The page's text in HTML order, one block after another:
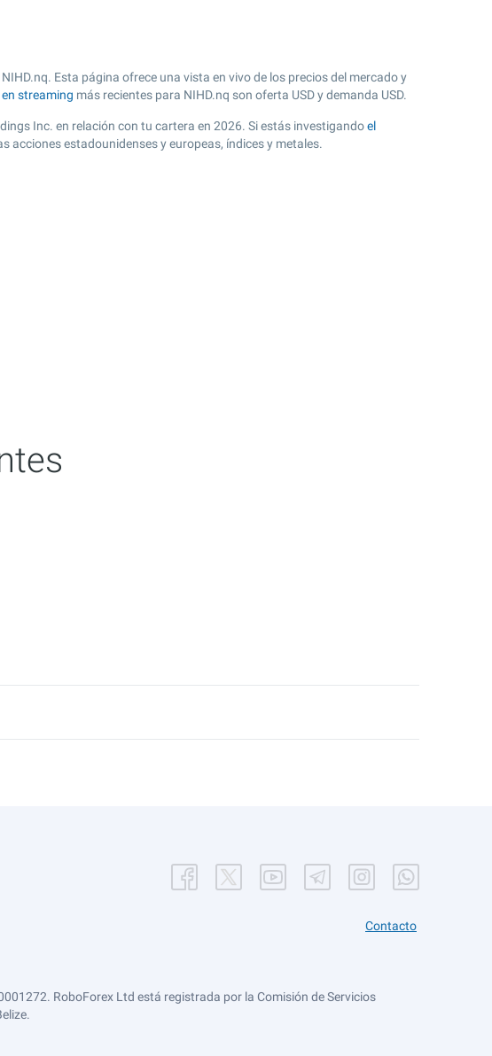
Esta página ofrece una vista en vivo de los precios del mercado y
streaming más recientes para NIHD.nq son oferta USD y demanda USD.
Inc. en relación con tu cartera en 2026. Si estás investigandoel
acciones estadounidenses y europeas, índices y metales.
Contacto
RoboForex Ltd está registrada por la Comisión de Servicios